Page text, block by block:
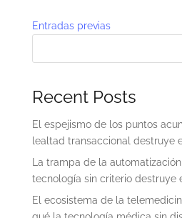
Entradas previas
Recent Posts
El espejismo de los puntos
lealtad transaccional destruye
La trampa de la
tecnología sin criterio destruye
El ecosistema de la